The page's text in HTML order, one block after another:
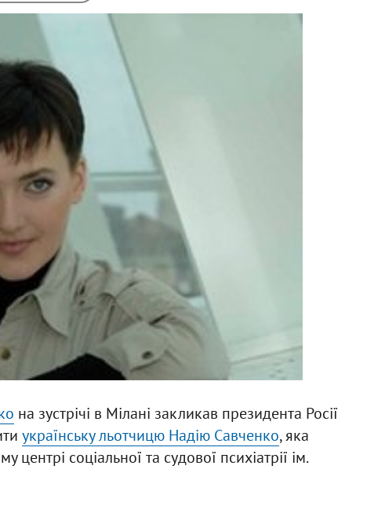
на зустрічі в Мілані закликав президента Росії
українську льотчицю Надію Савченко, яка
соціальної та судової психіатрії ім.